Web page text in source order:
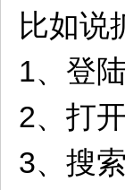
比如说
1、登
2、打
3、搜